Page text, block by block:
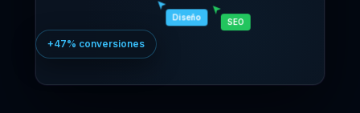
Diseño
SEO
+47% conversiones